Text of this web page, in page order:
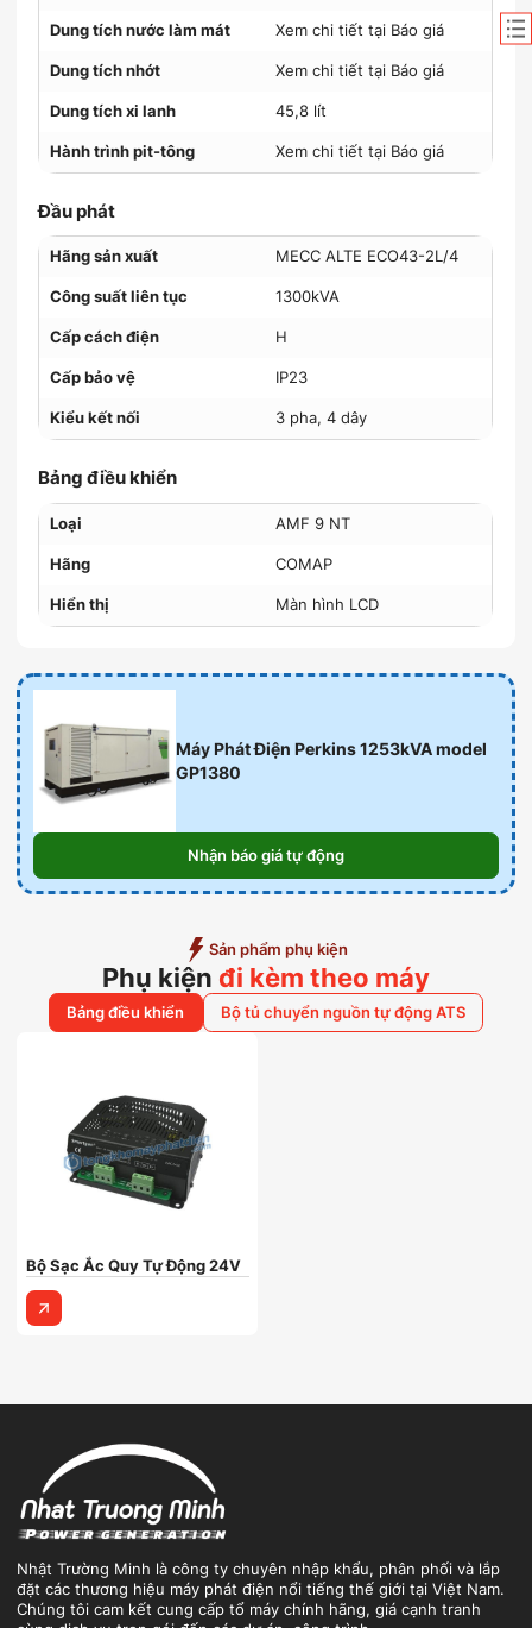
Dung tích nước làm mát Xem chi tiết tại Báo giá
Dung tích nhớt Xem chi tiết tại Báo giá
Dung tích xi lanh 45,8 lít
Hành trình pit-tông Xem chi tiết tại Báo giá
Đầu phát
Hãng sản xuất MECC ALTE ECO43-2L/4
Công suất liên tục 1300kVA
Cấp cách điện H
Cấp bảo vệ IP23
Kiểu kết nối 3 pha, 4 dây
Bảng điều khiển
Loại AMF 9 NT
Hãng COMAP
Hiển thị Màn hình LCD
Máy Phát Điện Perkins 1253kVA model
GP1380
Nhận báo giá tự động
Sản phẩm phụ kiện
Phụ kiện đi kèm theo máy
Bảng điều khiển Bộ tủ chuyển nguồn tự động ATS
Bộ Sạc Ắc Quy Tự Động 24V
Nhật Trường Minh là công ty chuyên nhập khẩu, phân phối và lắp
đặt các thương hiệu máy phát điện nổi tiếng thế giới tại Việt Nam.
Chúng tôi cam kết cung cấp tổ máy chính hãng, giá cạnh tranh